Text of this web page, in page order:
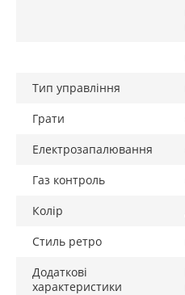
Тип управління
Грати
Електрозапалювання
Газ контроль
Колір
Стиль ретро
Додаткові
характеристики